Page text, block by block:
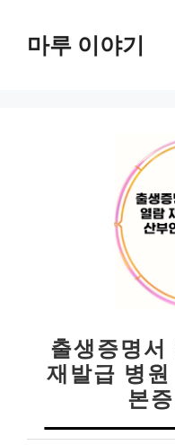
마루 이야기
출생증명
재발급 병원
본